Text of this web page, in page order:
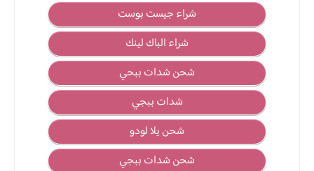
شراء جيست بوست
شراء الباك لينك
شحن شدات ببحي
شدات ببجي
شحن يلا لودو
شحن شدات ببجي